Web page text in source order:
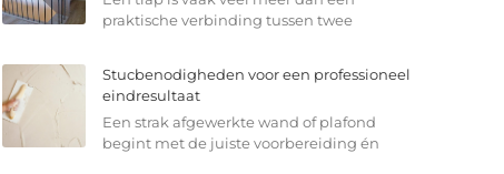
praktische verbinding tussen twee
Stucbenodigheden voor een professioneel
eindresultaat
Een strak afgewerkte wand of plafond
begint met de juiste voorbereiding én